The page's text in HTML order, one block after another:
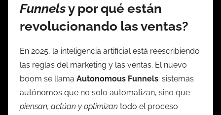
Funnelsy por qué están
revolucionando las ventas?
En 2025, la inteligencia artificial está reescribiendo
las reglas del marketing y las ventas. El nuevo
boom se llama Autonomous Funnels: sistemas
autónomos que no solo automatizan, sino que
piensan, actúan y optimizan todo el proceso